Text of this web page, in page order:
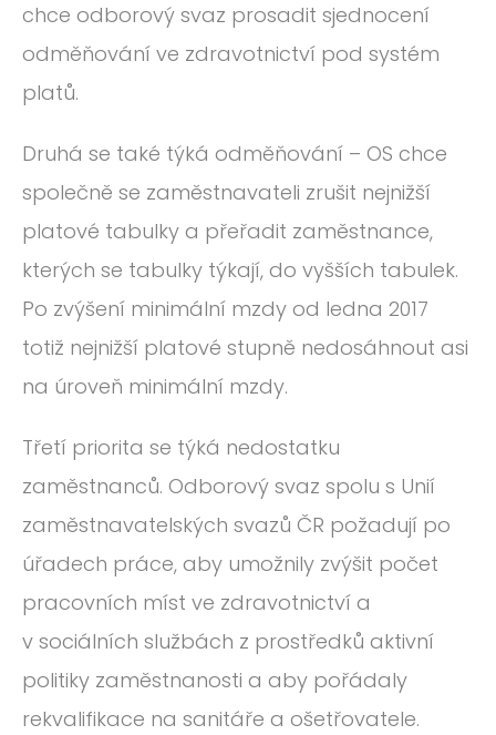
chce odborový svaz prosadit sjednocení
odměňování ve zdravotnictví pod systém
platů.
Druhá se také týká odměňování – OS chce
společně se zaměstnavateli zrušit nejnižší
platové tabulky a přeřadit zaměstnance,
kterých se tabulky týkají, do vyšších tabulek.
Po zvýšení minimální mzdy od ledna 2017
totiž nejnižší platové stupně nedosáhnout asi
na úroveň minimální mzdy.
Třetí priorita se týká nedostatku
zaměstnanců. Odborový svaz spolu s Unií
zaměstnavatelských svazů ČR požadují po
úřadech práce, aby umožnily zvýšit počet
pracovních míst ve zdravotnictví a
v sociálních službách z prostředků aktivní
politiky zaměstnanosti a aby pořádaly
rekvalifikace na sanitáře a ošetřovatele.